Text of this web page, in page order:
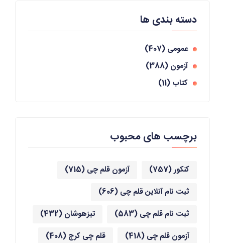
دسته بندی ها
عمومی(407)
آزمون(388)
کتاب(11)
برچسب های محبوب
کنکور(757) آزمون قلم چی (715)
ثبت نام آنلاین قلم چی (606)
ثبت نام قلم چی (583) تیزهوشان(432)
آزمون قلم چی (418) قلم چی کرج (408)